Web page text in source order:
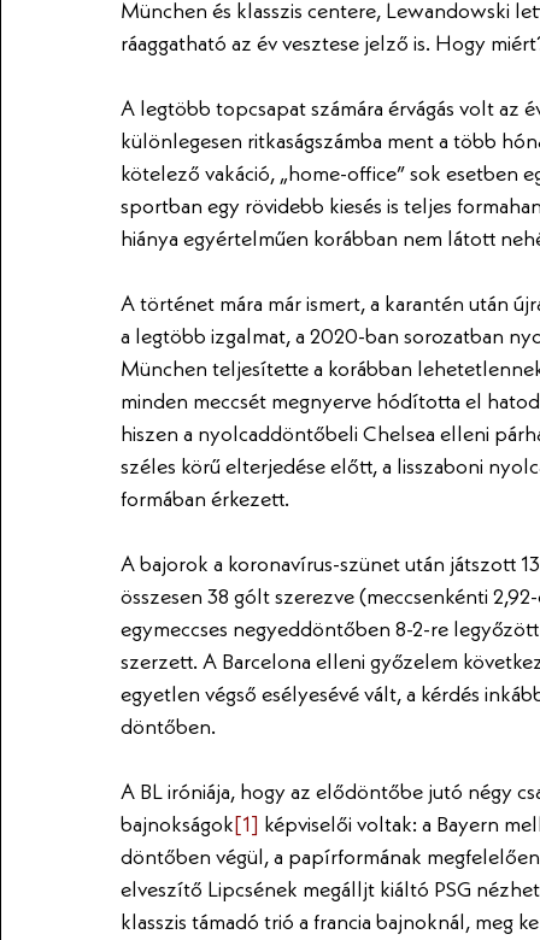
München és klasszis centere, Lewandowski
ráaggatható az év vesztese jelző is. Hogy
A legtöbb topcsapat számára érvágás volt az
különlegesen ritkaságszámba ment a több
kötelező vakáció, „home-office” sok
sportban egy rövidebb kiesés is teljes
hiánya egyértelműen korábban nem látott
A történet mára már ismert, a karantén után
a legtöbb izgalmat, a 2020-ban sorozatban
München teljesítette a korábban
minden meccsét megnyerve hódította el
hiszen a nyolcaddöntőbeli Chelsea elleni
széles körű elterjedése előtt, a lisszaboni
formában érkezett.
A bajorok a koronavírus-szünet után játszott
összesen 38 gólt szerezve (meccsenkénti
egymeccses negyeddöntőben 8-2-re
szerzett. A Barcelona elleni győzelem
egyetlen végső esélyesévé vált, a kérdés
döntőben.
A BL iróniája, hogy az elődöntőbe jutó négy
bajnokságok [1] képviselői voltak: a Bayern
döntőben végül, a papírformának
elveszítő Lipcsének megálljt kiáltó PSG
klasszis támadó trió a francia bajnoknál, meg